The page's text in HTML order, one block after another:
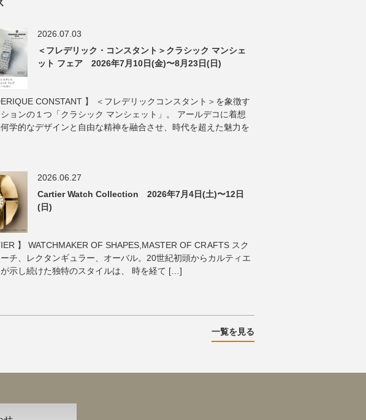
2026.07.03
＜フレデリック・コンスタント＞クラシック マンシェ
ット フェア 2026年7月10日(金)〜8月23日(日)
CONSTANT 】 ＜フレデリックコンスタント＞を象徴す
ョンの１つ「クラシック マンシェット」。 アールデコに着想
学的なデザインと自由な精神を融合させ、時代を超えた魅力を
2026.06.27
Cartier Watch Collection 2026年7月4日(土)〜12日
(日)
】 WATCHMAKER OF SHAPES,MASTER OF CRAFTS スク
チ、レクタンギュラー、オーバル。20世紀初頭からカルティエ
示し続けた独特のスタイルは、 時を経て […]
一覧を見る